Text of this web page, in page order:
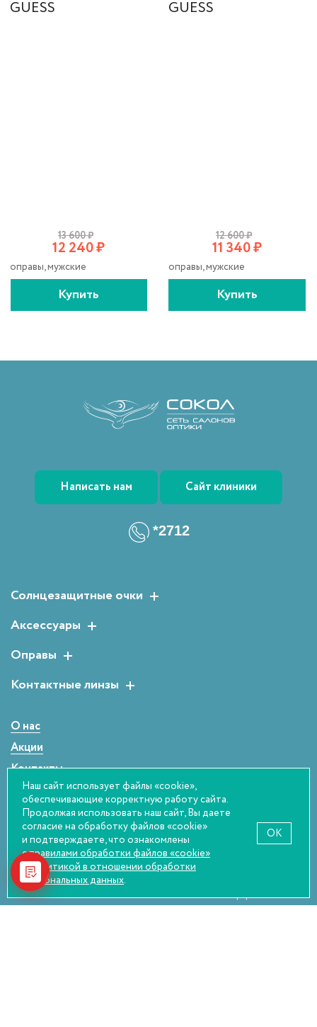
GUESS
13 600₽
12 240₽
оправы, мужские
Купить
GUESS
12 600₽
11 340₽
оправы, мужские
Купить
Написать нам Сайт клиники
*2712
Солнцезащитные очки
Детские солнцезащитные очки
Аксессуары
Оправы
Детские оправы
Контактные линзы
Однодневные
Сферические
О нас
Акции
Контакты
Статьи
Оплата и возврат
Правовая информация
НАСТОЯТЕЛЬНО РЕКОМЕНДУЕМ
ПОСЕТИТЬ ОФТАЛЬМОЛОГА ПЕРЕД
Наш сайт использует файлы «cookie»,
обеспечивающие корректную работу сайта.
Продолжая использовать наш сайт, Вы даете
согласие на обработку файлов «cookie»
и подтверждаете, что ознакомлены
с правилами обработки файлов «cookie»
иполитикой в отношении обработки
персональных данных.
OK